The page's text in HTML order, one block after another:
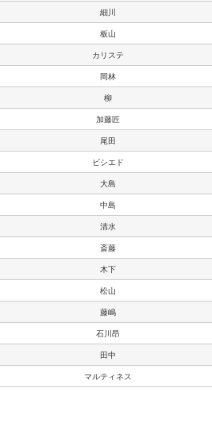
細川
板山
カリステ
岡林
柳
加藤匠
尾田
ビシエド
大島
中島
清水
斎藤
木下
松山
藤嶋
石川昂
田中
マルティネス